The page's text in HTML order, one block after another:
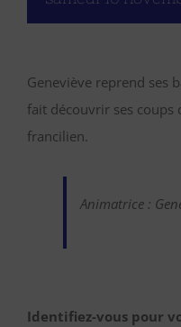
Geneviève reprend ses
fait découvrir ses
francilien.
Animatrice :
Identifiez-vous pour